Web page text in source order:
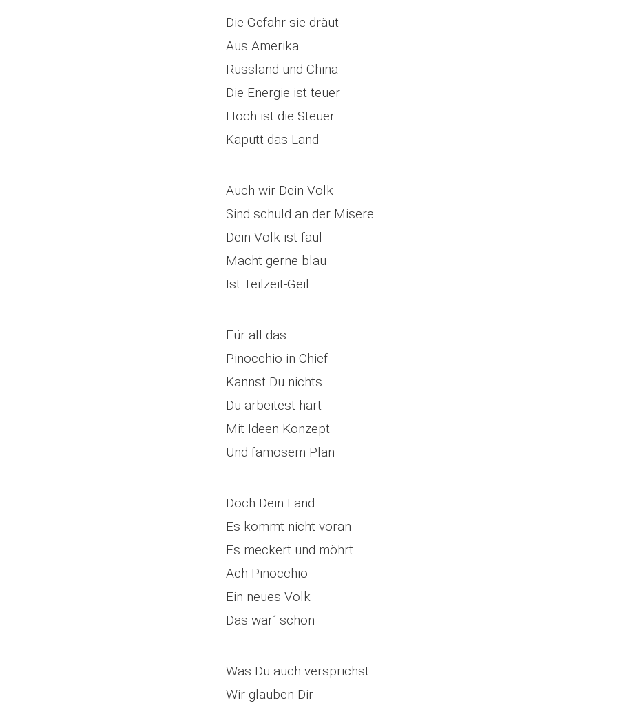
Die Gefahr sie dräut
Aus Amerika
Russland und China
Die Energie ist teuer
Hoch ist die Steuer
Kaputt das Land
Auch wir Dein Volk
Sind schuld an der Misere
Dein Volk ist faul
Macht gerne blau
Ist Teilzeit-Geil
Für all das
Pinocchio in Chief
Kannst Du nichts
Du arbeitest hart
Mit Ideen Konzept
Und famosem Plan
Doch Dein Land
Es kommt nicht voran
Es meckert und möhrt
Ach Pinocchio
Ein neues Volk
Das wär´ schön
Was Du auch versprichst
Wir glauben Dir